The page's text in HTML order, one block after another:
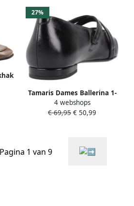
27%
Tamaris Dames Ballerina 1-
22160-45 001
4 webshops
€ 69,95 € 50,99
Pagina 1 van 9